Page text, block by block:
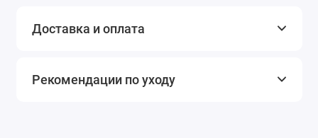
Доставка и оплата
Рекомендации по уходу